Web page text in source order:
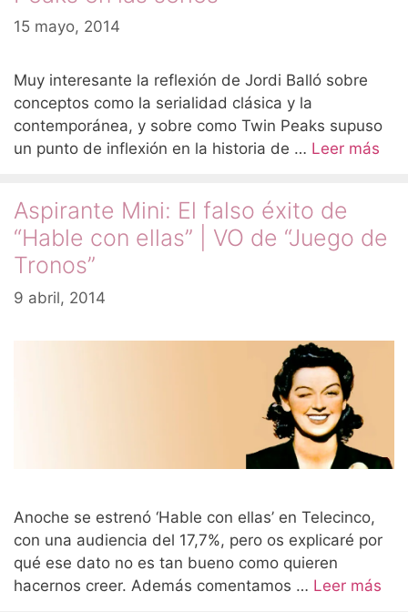
15 mayo, 2014
Muy interesante la reflexión de Jordi Balló sobre
conceptos como la serialidad clásica y la
contemporánea, y sobre como Twin Peaks supuso
un punto de inflexión en la historia de … Leer más
Aspirante Mini: El falso éxito de
“Hable con ellas” | VO de “Juego de
Tronos”
9 abril, 2014
Anoche se estrenó ‘Hable con ellas’ en Telecinco,
con una audiencia del 17,7%, pero os explicaré por
qué ese dato no es tan bueno como quieren
hacernos creer. Además comentamos … Leer más